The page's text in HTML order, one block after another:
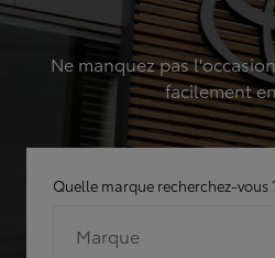
Ne manquez pas
facilement
Quelle marque recherchez-vous
Marque